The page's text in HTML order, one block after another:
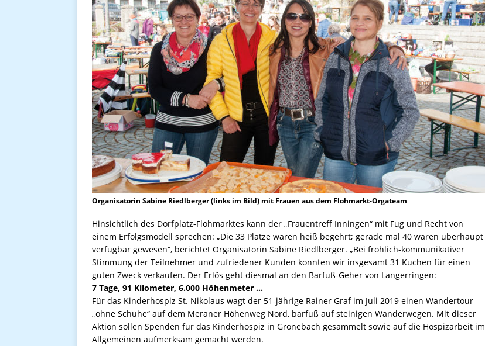
Organisatorin Sabine Riedlberger (links im Bild) mit Frauen aus dem Flohmarkt-Orgateam
Hinsichtlich des Dorfplatz-Flohmarktes kann der „Frauentreff Inningen“ mit Fug und Recht von
einem Erfolgsmodell sprechen: „Die 33 Plätze waren heiß begehrt; gerade mal 40 wären überhaupt
verfügbar gewesen“, berichtet Organisatorin Sabine Riedlberger. „Bei fröhlich-kommunikativer
Stimmung der Teilnehmer und zufriedener Kunden konnten wir insgesamt 31 Kuchen für einen
guten Zweck verkaufen. Der Erlös geht diesmal an den Barfuß-Geher von Langerringen:
7 Tage, 91 Kilometer, 6.000 Höhenmeter …
Für das Kinderhospiz St. Nikolaus wagt der 51-jährige Rainer Graf im Juli 2019 einen Wandertour
„ohne Schuhe“ auf dem Meraner Höhenweg Nord, barfuß auf steinigen Wanderwegen. Mit dieser
Aktion sollen Spenden für das Kinderhospiz in Grönebach gesammelt sowie auf die Hospizarbeit im
Allgemeinen aufmerksam gemacht werden.